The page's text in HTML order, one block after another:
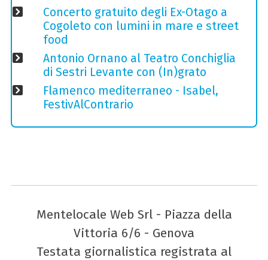
Concerto gratuito degli Ex-Otago a
Cogoleto con lumini in mare e street
food
Antonio Ornano al Teatro Conchiglia
di Sestri Levante con (In)grato
Flamenco mediterraneo - Isabel,
FestivAlContrario
Mentelocale Web Srl - Piazza della
Vittoria 6/6 - Genova
Testata giornalistica registrata al